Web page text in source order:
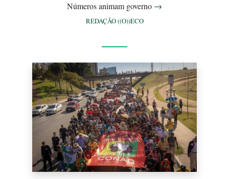
Números animam governo →
REDAÇÃO ((O))ECO